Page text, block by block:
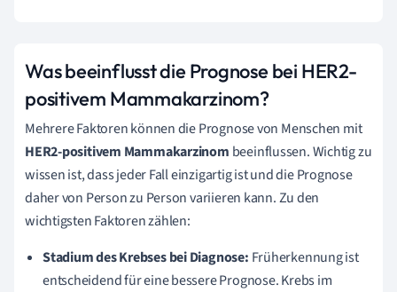
Was beeinflusst die Prognose bei HER2-
positivem Mammakarzinom?
Mehrere Faktoren können die Prognose von Menschen mit
HER2-positivem Mammakarzinom beeinflussen. Wichtig zu
wissen ist, dass jeder Fall einzigartig ist und die Prognose
daher von Person zu Person variieren kann. Zu den
wichtigsten Faktoren zählen:
Stadium des Krebses bei Diagnose: Früherkennung ist
entscheidend für eine bessere Prognose. Krebs im